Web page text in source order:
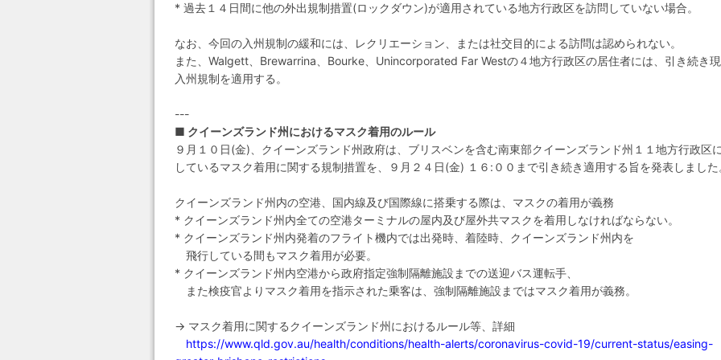
* 過去１４日間に他の外出規制措置(ロックダウン)が適用されている地方行政区を訪問していない場合。
なお、今回の入州規制の緩和には、レクリエーション、または社交目的による訪問は認められない。
また、Walgett、Brewarrina、Bourke、Unincorporated Far Westの４地方行政区の居住者には、引き続き
入州規制を適用する。
---
■ クイーンズランド州におけるマスク着用のルール
９月１０日(金)、クイーンズランド州政府は、ブリスベンを含む南東部クイーンズランド州１１地方行政区
しているマスク着用に関する規制措置を、９月２４日(金) １６:００まで引き続き適用する旨を発表しました
クイーンズランド州内の空港、国内線及び国際線に搭乗する際は、マスクの着用が義務
* クイーンズランド州内全ての空港ターミナルの屋内及び屋外共マスクを着用しなければならない。
* クイーンズランド州内発着のフライト機内では出発時、着陸時、クイーンズランド州内を
飛行している間もマスク着用が必要。
* クイーンズランド州内空港から政府指定強制隔離施設までの送迎バス運転手、
また検疫官よりマスク着用を指示された乗客は、強制隔離施設まではマスク着用が義務。
→ マスク着用に関するクイーンズランド州におけるルール等、詳細
https://www.qld.gov.au/health/conditions/health-alerts/coronavirus-covid-19/current-status/easing-